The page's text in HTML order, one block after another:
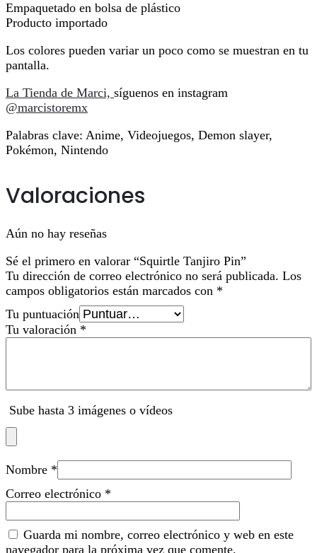
Empaquetado en bolsa de plástico
Producto importado
Los colores pueden variar un poco como se muestran en tu
pantalla.
La Tienda de Marci, síguenos en instagram
@marcistoremx
Palabras clave: Anime, Videojuegos, Demon slayer,
Pokémon, Nintendo
Valoraciones
Aún no hay reseñas
Sé el primero en valorar “Squirtle Tanjiro Pin”
Tu dirección de correo electrónico no será publicada. Los
campos obligatorios están marcados con *
Tu puntuación
Tu valoración *
Sube hasta 3 imágenes o vídeos
Nombre *
Correo electrónico *
Guarda mi nombre, correo electrónico y web en este
navegador para la próxima vez que comente.